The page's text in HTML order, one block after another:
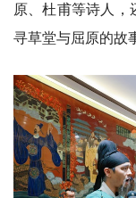
原、杜甫等诗人，
寻草堂与屈原的故